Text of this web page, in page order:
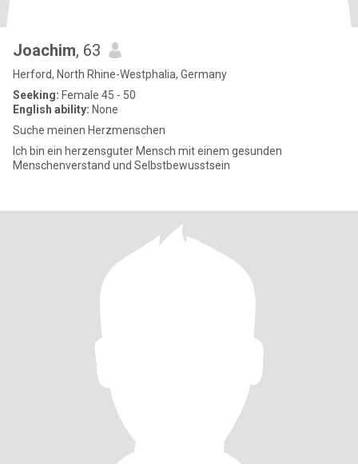
Joachim, 63
Herford, North Rhine-Westphalia, Germany
Seeking: Female 45 - 50
English ability: None
Suche meinen Herzmenschen
Ich bin ein herzensguter Mensch mit einem gesunden
Menschenverstand und Selbstbewusstsein